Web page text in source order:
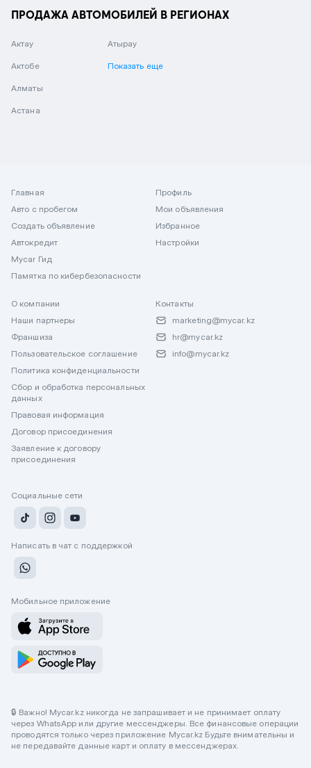
ПРОДАЖА АВТОМОБИЛЕЙ В РЕГИОНАХ
Актау
Актобе
Алматы
Астана
Атырау
Показать еще
Главная
Авто с пробегом
Создать объявление
Автокредит
Mycar Гид
Памятка по кибербезопасности
Профиль
Мои объявления
Избранное
Настройки
О компании
Наши партнеры
Франшиза
Пользовательское соглашение
Политика конфиденциальности
Сбор и обработка персональных
данных
Правовая информация
Договор присоединения
Заявление к договору
присоединения
Контакты
marketing@mycar.kz
hr@mycar.kz
info@mycar.kz
Социальные сети
Написать в чат с поддержкой
Мобильное приложение
🔒 Важно! Mycar.kz никогда не запрашивает и не принимает оплату
через WhatsApp или другие мессенджеры. Все финансовые операции
проводятся только через приложение Mycar.kz Будьте внимательны и
не передавайте данные карт и оплату в мессенджерах.